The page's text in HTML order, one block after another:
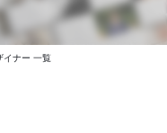
イナー 一覧